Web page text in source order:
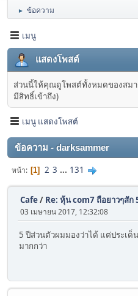
► ข้อความ
เมนู
แสดงโพสต์
ส่วนนี้ให้คุณดูโพสต์ทั้งหมดของสม
มีสิทธิ์เข้าถึง)
เมนู แสดงโพสต์
ข้อความ - darksammer
หน้า 1 2 3 ... 131
Cafe/ Re: หุ้น com7 ถือยาวๆสัก
03 เมษายน 2017, 12:32:08
5 ปีส่วนตัวผมมองว่าได้ แต่ประเ
มากกว่า